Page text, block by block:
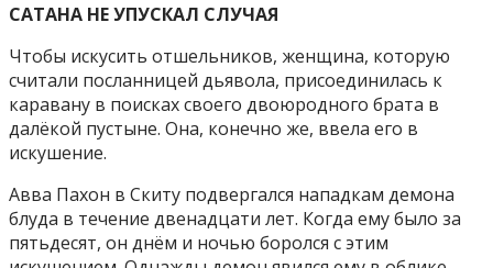
САТАНА НЕ УПУСКАЛ СЛУЧАЯ
Чтобы искусить отшельников, женщина, которую
считали посланницей дьявола, присоединилась к
каравану в поисках своего двоюродного брата в
далёкой пустыне. Она, конечно же, ввела его в
искушение.
Авва Пахон в Скиту подвергался нападкам демона
блуда в течение двенадцати лет. Когда ему было за
пятьдесят, он днём и ночью боролся с этим